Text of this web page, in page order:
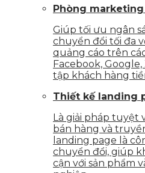
Phòng
Giúp tối ưu ngân
chuyển đổi tối đa
quảng cáo trên
Facebook,
tập khách hàng
Thiết kế landing
Là giải pháp tuyệt
bán hàng và
landing page là
chuyển đổi, giúp
cận với sản phẩm